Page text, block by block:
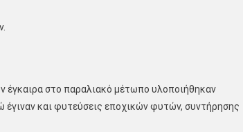
έγκαιρα στο παραλιακό μέτωπο υλοποιήθηκαν
και φυτεύσεις εποχικών φυτών, συντήρησης